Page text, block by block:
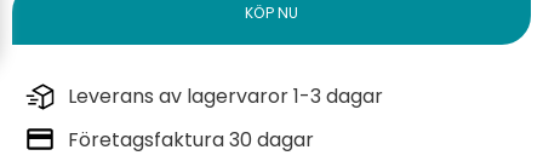
Leverans av lagervaror 1-3 dagar
Företagsfaktura 30 dagar